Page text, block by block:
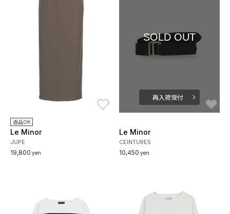
返品OK
Le Minor
JUPE
19,800 yen
SOLD OUT
再入荷受付
Le Minor
CEINTURE5
10,450 yen